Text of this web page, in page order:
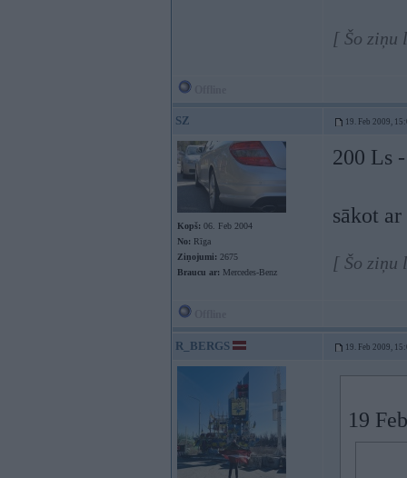
[ Šo ziņu
SZ 19. Feb 2009,
Kopš: 06. Feb 2004
No: Rīga
Ziņojumi: 2675
Braucu ar: Mercedes-Benz
200 Ls
sākot
[ Šo ziņu
R_BERGS 19. Feb 2009,
19